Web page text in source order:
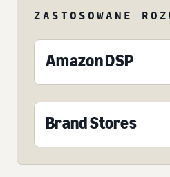
ZASTOSOWANE
Amazon DSP
Brand Stores